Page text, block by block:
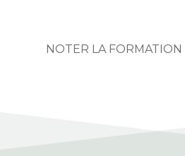
NOTER LA FORMATION